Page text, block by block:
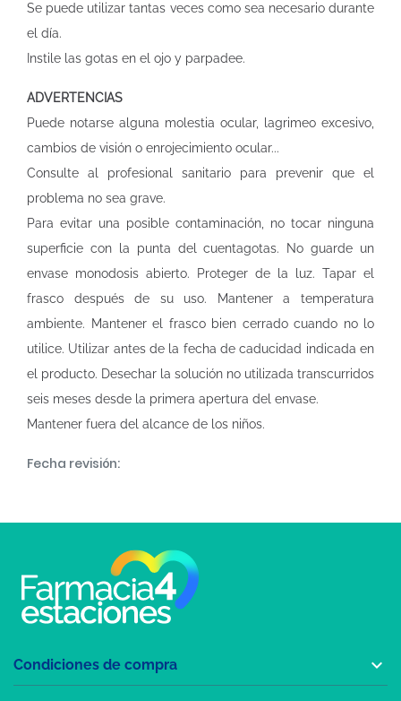
Se puede utilizar tantas veces como sea necesario durante
el día.
Instile las gotas en el ojo y parpadee.
ADVERTENCIAS
Puede notarse alguna molestia ocular, lagrimeo excesivo,
cambios de visión o enrojecimiento ocular...
Consulte al profesional sanitario para prevenir que el
problema no sea grave.
Para evitar una posible contaminación, no tocar ninguna
superficie con la punta del cuentagotas. No guarde un
envase monodosis abierto. Proteger de la luz. Tapar el
frasco después de su uso. Mantener a temperatura
ambiente. Mantener el frasco bien cerrado cuando no lo
utilice. Utilizar antes de la fecha de caducidad indicada en
el producto. Desechar la solución no utilizada transcurridos
seis meses desde la primera apertura del envase.
Mantener fuera del alcance de los niños.
Fecha revisión:
Condiciones de compra 